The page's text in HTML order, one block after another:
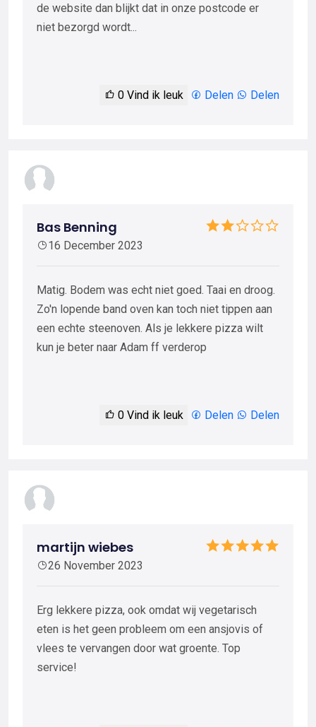
de website dan blijkt dat in onze postcode er
niet bezorgd wordt...
0 Vind ik leuk Delen Delen
Bas Benning
16 December 2023
Matig. Bodem was echt niet goed. Taai en droog.
Zo'n lopende band oven kan toch niet tippen aan
een echte steenoven. Als je lekkere pizza wilt
kun je beter naar Adam ff verderop
0 Vind ik leuk Delen Delen
martijn wiebes
26 November 2023
Erg lekkere pizza, ook omdat wij vegetarisch
eten is het geen probleem om een ansjovis of
vlees te vervangen door wat groente. Top
service!